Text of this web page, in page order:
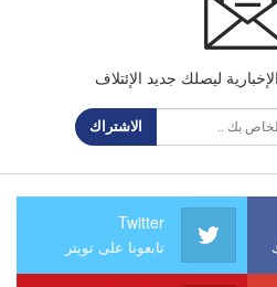
ليصلك جديد الإئتلاف
الاشتراك
Twitter
تابعونا على تويتر